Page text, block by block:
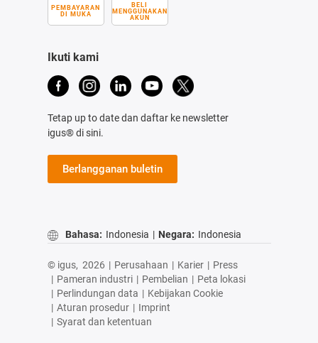
PEMBAYARAN
DI MUKA
BELI
MENGGUNAKAN
AKUN
Ikuti kami
Tetap up to date dan daftar ke newsletter
igus® di sini.
Berlangganan buletin
Bahasa: Indonesia | Negara: Indonesia
© igus, 2026 | Perusahaan | Karier | Press
| Pameran industri | Pembelian | Peta lokasi
| Perlindungan data | Kebijakan Cookie
| Aturan prosedur | Imprint
| Syarat dan ketentuan